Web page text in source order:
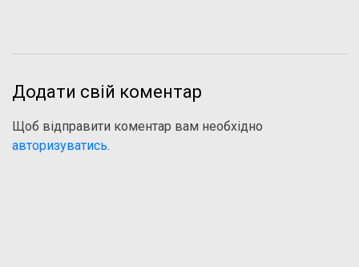
Додати свій коментар
Щоб відправити коментар вам необхідно
авторизуватись.